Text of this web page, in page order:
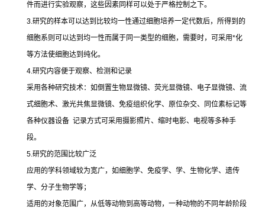
件而进行实验观察，这些因素同样可以处于严格控制之下。
3.研究的样本可以达到比较均一性通过细胞培养一定代数后，所得到的
细胞系则可以达到均一性而属于同一类型的细胞，需要时，可采用*化
等方法使细胞达到纯化。
4.研究内容便于观察、检测和记录
采用各种研究技术：如倒置生物显微镜、荧光显微镜、电子显微镜、流
式细胞术、激光共焦显微镜、免疫组织化学、原位杂交、同位素标记等
各种仪器设备 记录方式可采用摄影照片、缩时电影、电视等多种手
段。
5.研究的范围比较广泛
应用的学科领域较为宽广，如细胞学、免疫学、学、生物化学、遗传
学、分子生物学等；
适用的对象范围广，从低等动物到高等动物，一种动物的不同年龄阶段